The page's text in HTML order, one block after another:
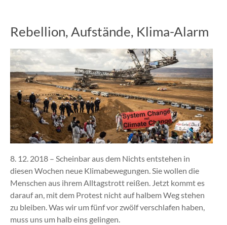
Rebellion, Aufstände, Klima-Alarm
8. 12. 2018 – Scheinbar aus dem Nichts entstehen in
diesen Wochen neue Klimabewegungen. Sie wollen die
Menschen aus ihrem Alltagstrott reißen. Jetzt kommt es
darauf an, mit dem Protest nicht auf halbem Weg stehen
zu bleiben. Was wir um fünf vor zwölf verschlafen haben,
muss uns um halb eins gelingen.